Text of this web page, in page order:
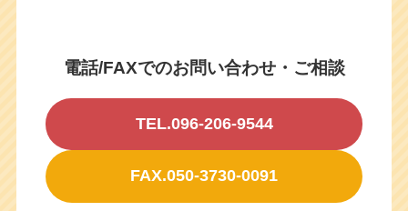
電話/FAXでのお問い合わせ・ご相談
TEL.096-206-9544
FAX.050-3730-0091